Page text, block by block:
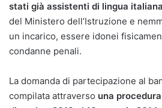
stati già assistenti di lingua
del Ministero dell’Istruzione e
un incarico, essere idonei
condanne penali.
La domanda di partecipazione al
compilata attraverso una